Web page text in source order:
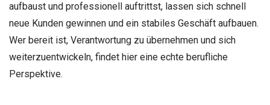
aufbaust und professionell auftrittst, lassen sich schnell
neue Kunden gewinnen und ein stabiles Geschäft aufbauen.
Wer bereit ist, Verantwortung zu übernehmen und sich
weiterzuentwickeln, findet hier eine echte berufliche
Perspektive.